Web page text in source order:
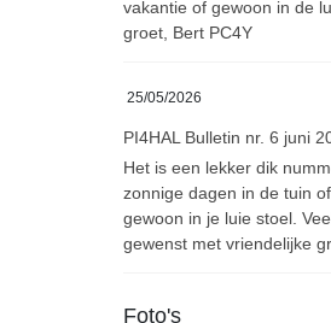
vakantie of gewoon in de
groet, Bert PC4Y
25/05/2026
PI4HAL Bulletin nr. 6 juni
Het is een lekker dik
zonnige dagen in de tuin
gewoon in je luie stoel.
gewenst met vriendelijke
Foto's